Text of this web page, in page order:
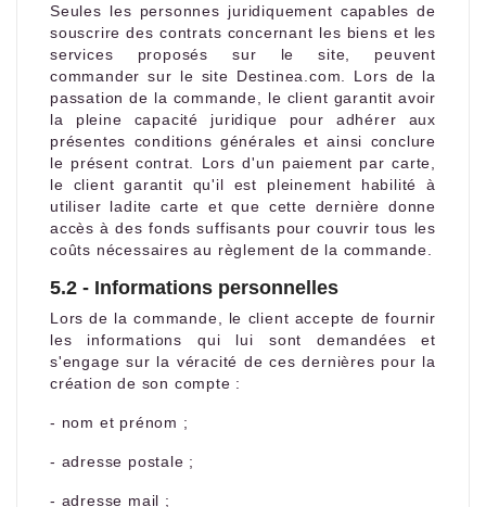
Seules les personnes juridiquement capables de
souscrire des contrats concernant les biens et les
services proposés sur le site, peuvent
commander sur le site Destinea.com. Lors de la
passation de la commande, le client garantit avoir
la pleine capacité juridique pour adhérer aux
présentes conditions générales et ainsi conclure
le présent contrat. Lors d'un paiement par carte,
le client garantit qu'il est pleinement habilité à
utiliser ladite carte et que cette dernière donne
accès à des fonds suffisants pour couvrir tous les
coûts nécessaires au règlement de la commande.
5.2 - Informations personnelles
Lors de la commande, le client accepte de fournir
les informations qui lui sont demandées et
s'engage sur la véracité de ces dernières pour la
création de son compte :
- nom et prénom ;
- adresse postale ;
- adresse mail ;